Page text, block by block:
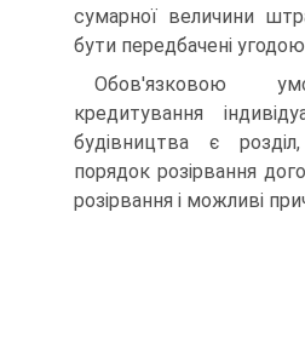
сумарної величини
бути передбачені угодою
Обов'язковою
кредитування
будівництва є
порядок розірвання
розірвання і можливі